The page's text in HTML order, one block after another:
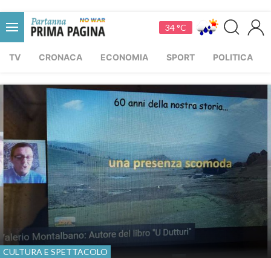
34 °C
TV CRONACA ECONOMIA SPORT POLITICA
CULTURA E SPETTACOLO